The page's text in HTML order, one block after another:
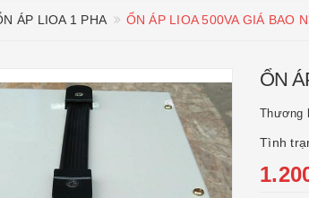
ÁP LIOA 1 PHA ỔN ÁP LIOA 500VA GIÁ BAO
ỔN
Thương
Tình